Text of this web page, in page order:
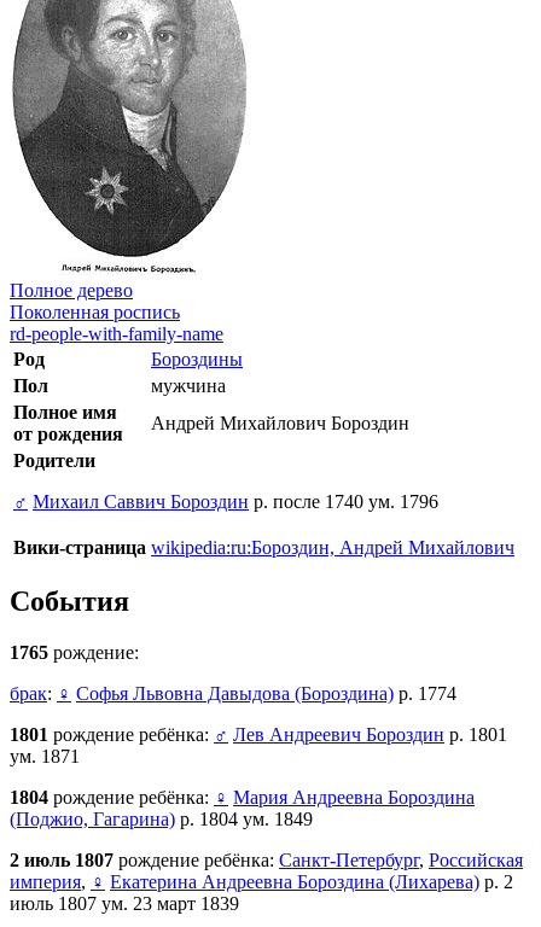
Полное дерево
Поколенная роспись
rd-people-with-family-name
Род
Бороздины
Пол
мужчина
Полное имя
от рождения
Андрей Михайлович Бороздин
Родители
♂ Михаил Саввич Бороздин р. после 1740 ум. 1796
Вики-страница wikipedia:ru:Бороздин, Андрей Михайлович
События
1765 рождение:
брак: ♀ Софья Львовна Давыдова (Бороздина) р. 1774
1801 рождение ребёнка: ♂ Лев Андреевич Бороздин р. 1801
ум. 1871
1804 рождение ребёнка: ♀ Мария Андреевна Бороздина
(Поджио, Гагарина) р. 1804 ум. 1849
2 июль 1807 рождение ребёнка: Санкт-Петербург, Российская
империя, ♀ Екатерина Андреевна Бороздина (Лихарева) р. 2
июль 1807 ум. 23 март 1839